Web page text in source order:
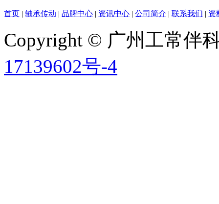
首页 | 轴承传动 | 品牌中心 | 资讯中心 | 公司简介 | 联系我们 | 资
Copyright © 广州工常伴
17139602号-4